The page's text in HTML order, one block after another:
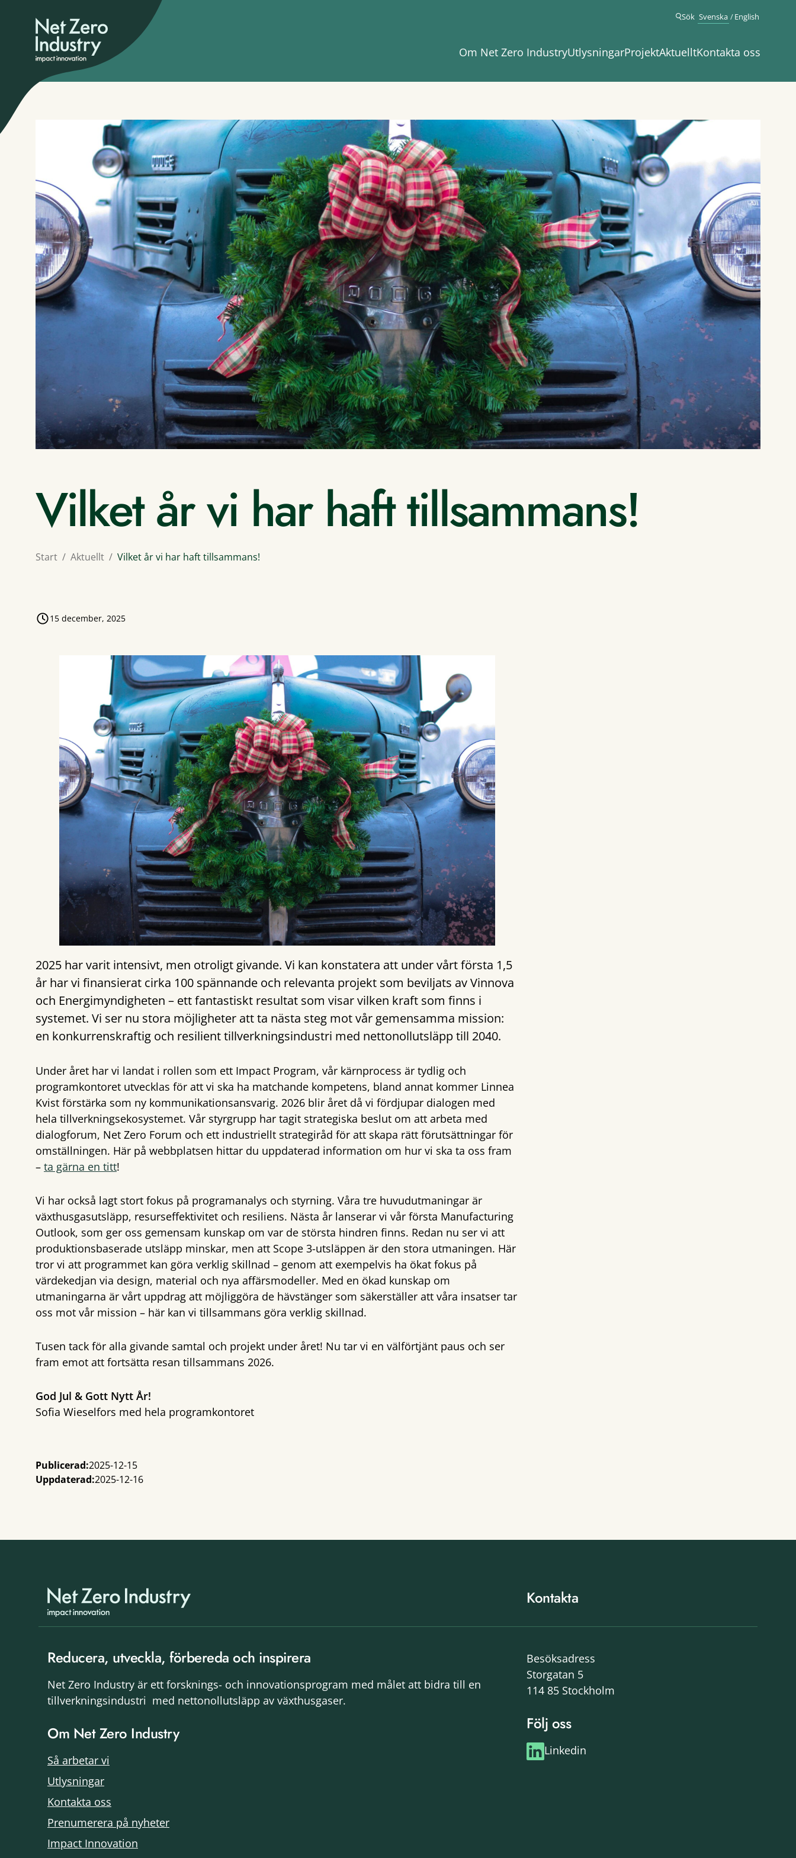
Om Net Zero IndustryUtlysningarProjektAktuelltKontakta oss
Sök Svenska English
Vilket år vi har haft tillsammans!
Start Aktuellt Vilket år vi har haft tillsammans!
15 december, 2025
2025 har varit intensivt, men otroligt givande. Vi kan konstatera att under vårt första 1,5
år har vi finansierat cirka 100 spännande och relevanta projekt som beviljats av Vinnova
och Energimyndigheten – ett fantastiskt resultat som visar vilken kraft som finns i
systemet. Vi ser nu stora möjligheter att ta nästa steg mot vår gemensamma mission:
en konkurrenskraftig och resilient tillverkningsindustri med nettonollutsläpp till 2040.
Under året har vi landat i rollen som ett Impact Program, vår kärnprocess är tydlig och
programkontoret utvecklas för att vi ska ha matchande kompetens, bland annat kommer Linnea
Kvist förstärka som ny kommunikationsansvarig. 2026 blir året då vi fördjupar dialogen med
hela tillverkningsekosystemet. Vår styrgrupp har tagit strategiska beslut om att arbeta med
dialogforum, Net Zero Forum och ett industriellt strategiråd för att skapa rätt förutsättningar för
omställningen. Här på webbplatsen hittar du uppdaterad information om hur vi ska ta oss fram
– ta gärna en titt!
Vi har också lagt stort fokus på programanalys och styrning. Våra tre huvudutmaningar är
växthusgasutsläpp, resurseffektivitet och resiliens. Nästa år lanserar vi vår första Manufacturing
Outlook, som ger oss gemensam kunskap om var de största hindren finns. Redan nu ser vi att
produktionsbaserade utsläpp minskar, men att Scope 3-utsläppen är den stora utmaningen. Här
tror vi att programmet kan göra verklig skillnad – genom att exempelvis ha ökat fokus på
värdekedjan via design, material och nya affärsmodeller. Med en ökad kunskap om
utmaningarna är vårt uppdrag att möjliggöra de hävstänger som säkerställer att våra insatser tar
oss mot vår mission – här kan vi tillsammans göra verklig skillnad.
Tusen tack för alla givande samtal och projekt under året! Nu tar vi en välförtjänt paus och ser
fram emot att fortsätta resan tillsammans 2026.
God Jul & Gott Nytt År!
Sofia Wieselfors med hela programkontoret
Publicerad:2025-12-15
Uppdaterad:2025-12-16
Kontakta
Reducera, utveckla, förbereda och inspirera
Net Zero Industry är ett forsknings- och innovationsprogram med målet att bidra till en
tillverkningsindustri med nettonollutsläpp av växthusgaser.
Om Net Zero Industry
Så arbetar vi
Utlysningar
Kontakta oss
Prenumerera på nyheter
Impact Innovation
Besöksadress
Storgatan 5
114 85 Stockholm
Följ oss
Linkedin